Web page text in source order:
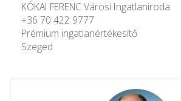
KÓKAI FERENC Városi Ingatlaniroda
+36 70 422 9777
Prémium ingatlanértékesítő
Szeged